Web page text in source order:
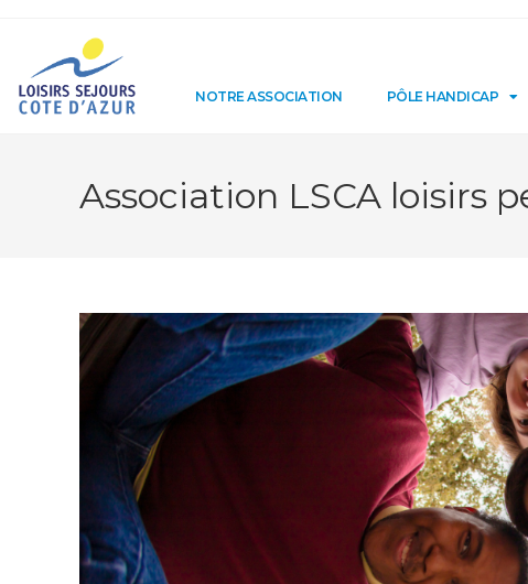
NOTRE ASSOCIATION PÔLE HANDICAP
Association LSCA loisirs